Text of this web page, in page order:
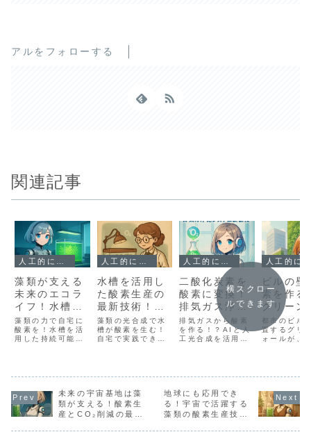
アルをフォローする
関連記事
藻類が支える
未来のエコラ
イフ！水槽を
活用した酸素
供給の可能性
藻類の力で自宅に
酸素を！水槽を活
用した持続可能な
説します。
水槽を活用し
た酸素生産の
最新技術！持
続可能なエコ
ハウスの実現
藻類の光合成で水
槽が酸素を生む！
自宅で実践できる
に向けたアルの研
究日誌を公開。
二酸化炭素を
酸素に変換！
排気ガス浄化
システムの革
新技術とは？
排気ガスから酸素
を作る！？AIと人
工光合成を活用し
と共に徹底解説！
ビルの壁
素を作る
グリーン
ールが都
空気を変
理由
都市のビル
置するグリ
ォールが、
横スクロー
ルできます
未来の宇宙基地は藻
類が支える！酸素生
産とCO₂削減の最新
地球にも応用でき
る！宇宙で活躍する
藻類の酸素生産技術